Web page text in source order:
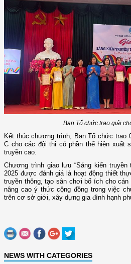
Ban Tổ chức trao giải
Kết thúc chương trình, Ban Tổ chức trao
C cho các đội thi có phần thể hiện xuất
truyền cao.
Chương trình giao lưu “Sáng kiến truyền
2025 được đánh giá là hoạt động thiết
truyền thông, tạo sân chơi bổ ích cho
nâng cao ý thức cộng đồng trong việc
trên cơ sở giới, xây dựng gia đình hạnh
NEWS WITH CATEGORIES